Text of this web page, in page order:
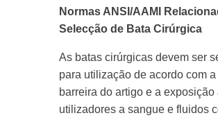
Normas ANSI/AAMI
Selecção de Bata Cirúrgica
As batas cirúrgicas devem ser
para utilização de acordo com
barreira do artigo e a
utilizadores a sangue e fluidos